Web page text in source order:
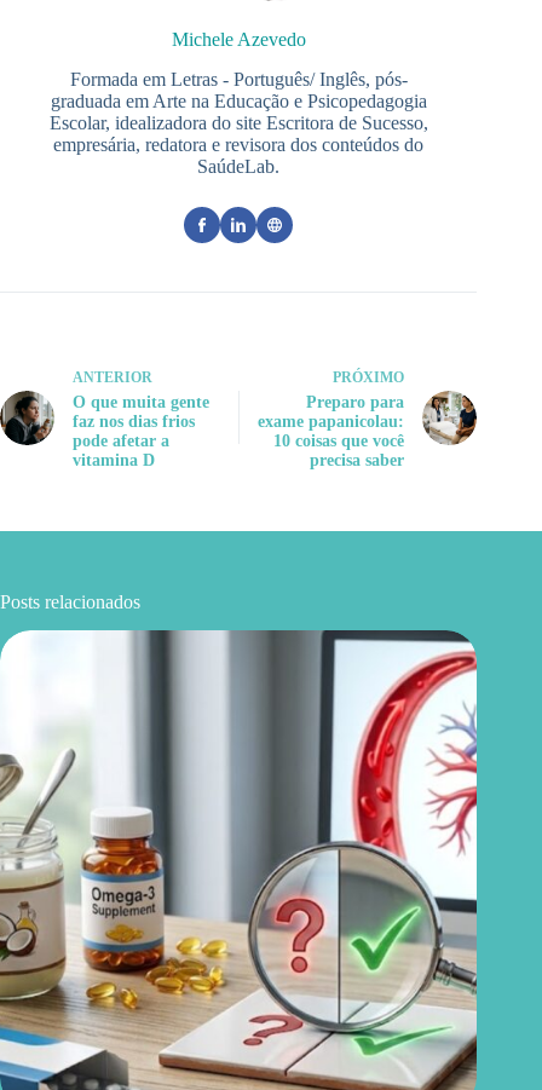
Michele Azevedo
Formada em Letras - Português/ Inglês, pós-
graduada em Arte na Educação e Psicopedagogia
Escolar, idealizadora do site Escritora de Sucesso,
empresária, redatora e revisora dos conteúdos do
SaúdeLab.
ANTERIOR
O que muita gente
faz nos dias frios
pode afetar a
vitamina D
PRÓXIMO
Preparo para
exame papanicolau:
10 coisas que você
precisa saber
Posts relacionados